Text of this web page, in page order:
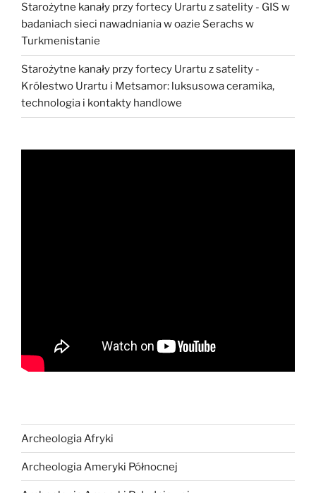
Starożytne kanały przy fortecy Urartu z satelity - GIS w
badaniach sieci nawadniania w oazie Serachs w
Turkmenistanie
Starożytne kanały przy fortecy Urartu z satelity -
Królestwo Urartu i Metsamor: luksusowa ceramika,
technologia i kontakty handlowe
Archeologia Afryki
Archeologia Ameryki Północnej